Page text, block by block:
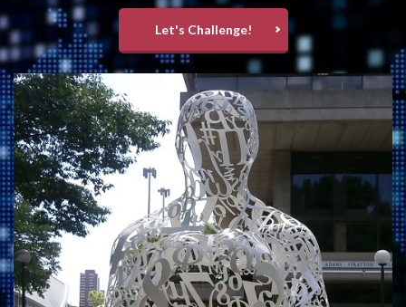
Let's Challenge!